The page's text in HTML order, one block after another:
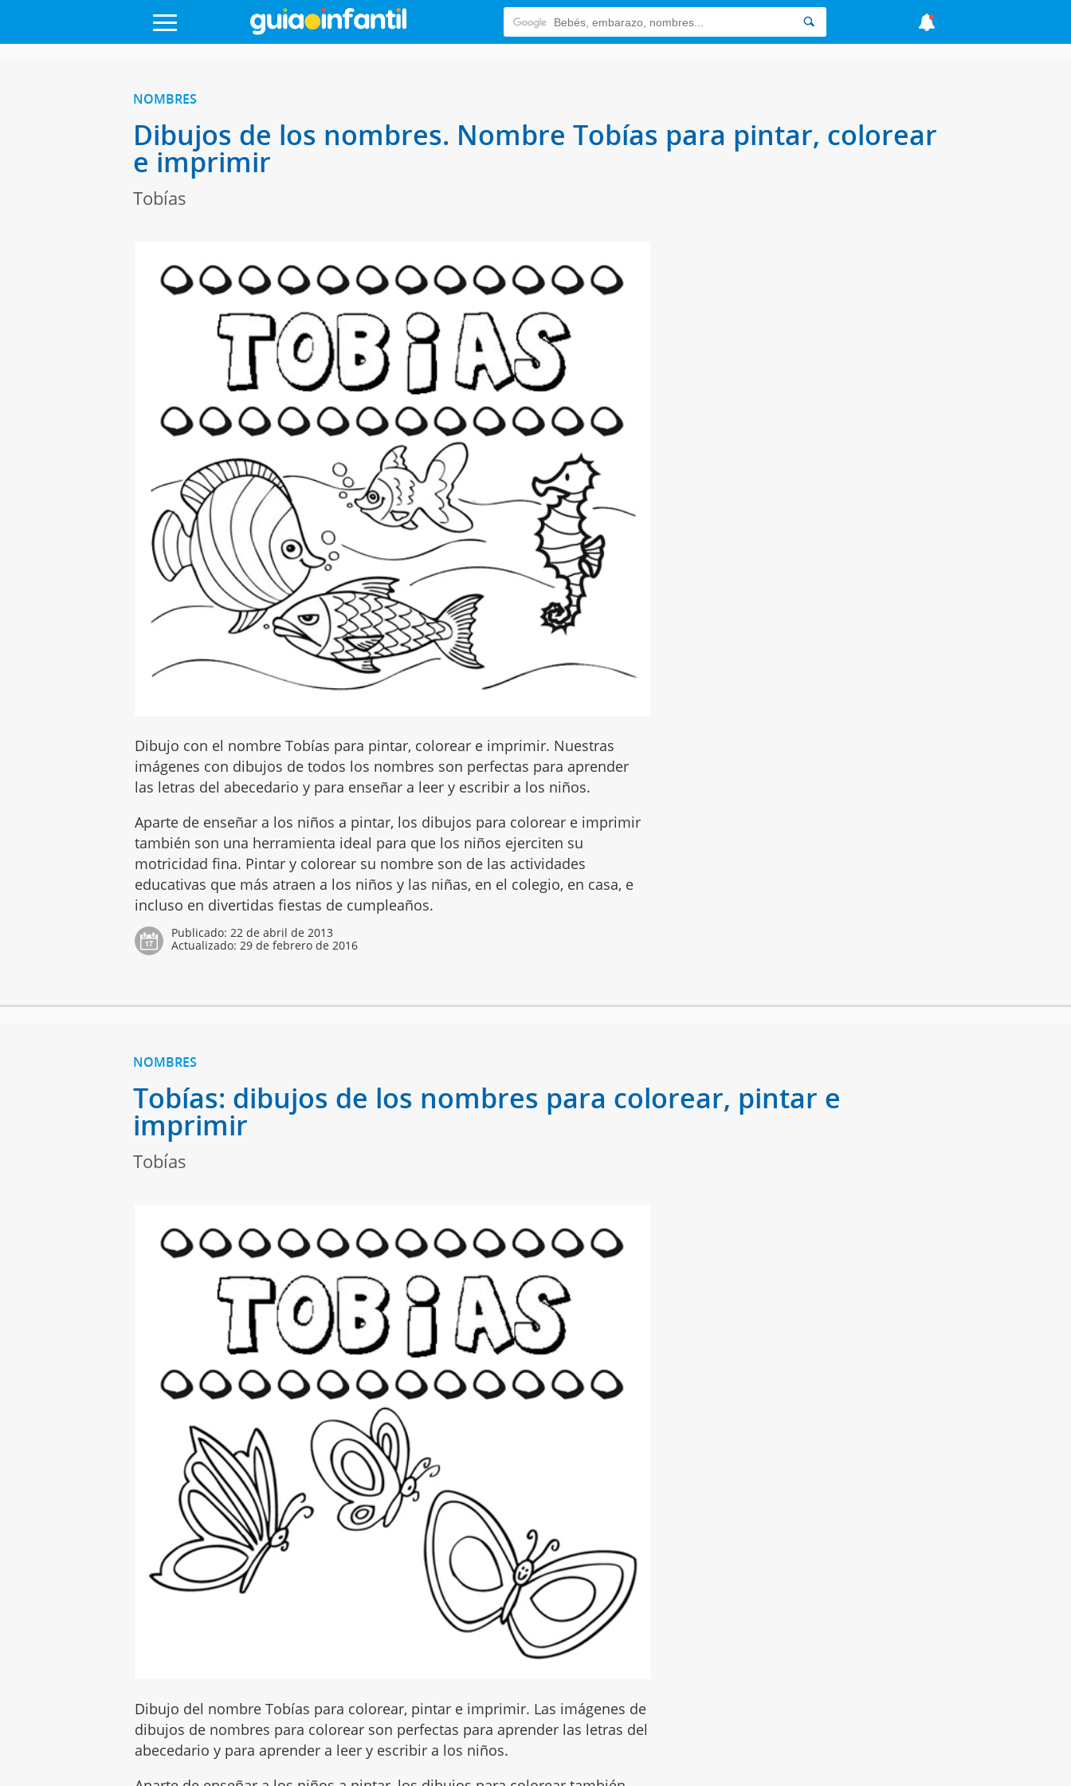
NOMBRES
Dibujos de los nombres. Nombre Tobías para pintar, colorear
e imprimir
Tobías
Dibujo con el nombre Tobías para pintar, colorear e imprimir. Nuestras
imágenes con dibujos de todos los nombres son perfectas para aprender
las letras del abecedario y para enseñar a leer y escribir a los niños.
Aparte de enseñar a los niños a pintar, los dibujos para colorear e imprimir
también son una herramienta ideal para que los niños ejerciten su
motricidad fina. Pintar y colorear su nombre son de las actividades
educativas que más atraen a los niños y las niñas, en el colegio, en casa, e
incluso en divertidas fiestas de cumpleaños.
Publicado:22 de abril de 2013
Actualizado:29 de febrero de 2016
NOMBRES
Tobías: dibujos de los nombres para colorear, pintar e
imprimir
Tobías
Dibujo del nombre Tobías para colorear, pintar e imprimir. Las imágenes de
dibujos de nombres para colorear son perfectas para aprender las letras del
abecedario y para aprender a leer y escribir a los niños.